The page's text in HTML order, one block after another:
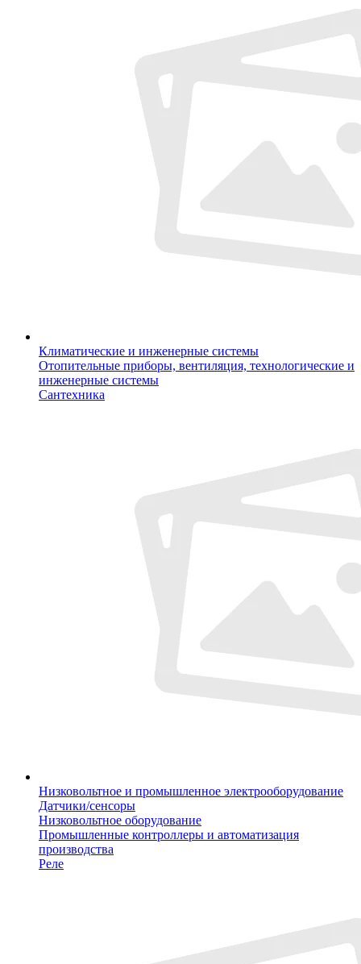
Климатические и инженерные системы
Отопительные приборы, вентиляция, технологические и
инженерные системы
Сантехника
Низковольтное и промышленное электрооборудование
Датчики/сенсоры
Низковольтное оборудование
Промышленные контроллеры и автоматизация
производства
Реле